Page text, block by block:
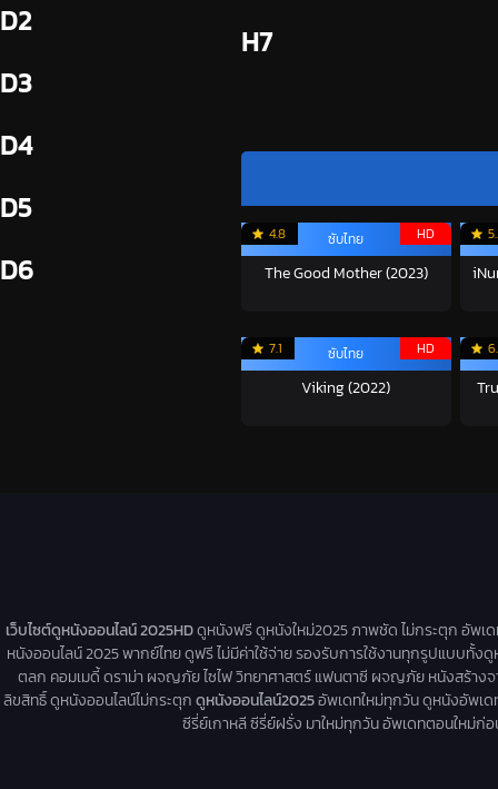
D2
D3
D4
D5
D6
H7
4.8 HD
ซับไทย
The Good Mother (2023)
7.1 HD
ซับไทย
Viking (2022)
เว็บไซต์ดูหนังออนไลน์ 2025HDดูหนังฟรี ดูหนังใหม่2025 ภาพชัด ไม่กระตุก อัพเ
หนังออนไลน์ 2025 พากย์ไทย ดูฟรี ไม่มีค่าใช้จ่าย รองรับการใช้งานทุกรูปแบบทั้
ตลก คอมเมดี้ ดราม่า ผจญภัย ไซไฟ วิทยาศาสตร์ แฟนตาซี ผจญภัย หนังสร้างจ
ลิขสิทธิ์ ดูหนังออนไลน์ไม่กระตุกดูหนังออนไลน์2025อัพเดทใหม่ทุกวัน ดูหนังอัพเด
ซีรี่ย์เกาหลี ซีรี่ย์ฝรั่ง มาใหม่ทุกวัน อัพเดทตอนใหม่ก่